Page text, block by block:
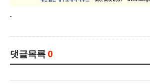
-
댓글목록 0